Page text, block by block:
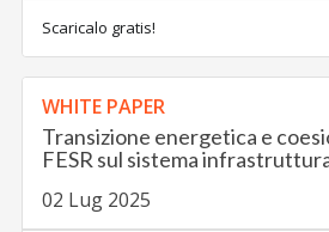
Scaricalo gratis!
WHITE PAPER
Transizione energetica e
FESR sul sistema
02 Lug 2025